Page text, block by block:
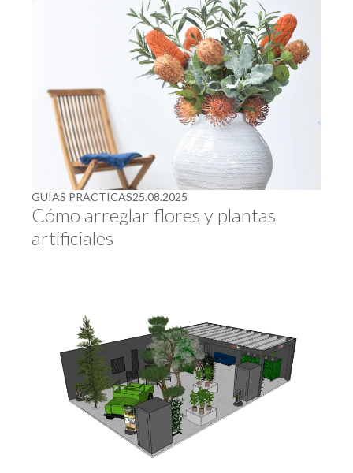
GUÍAS PRÁCTICAS25.08.2025
Cómo arreglar flores y plantas
artificiales